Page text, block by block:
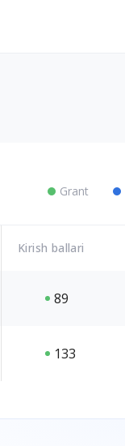
Grant
Kirish ballari
89
133